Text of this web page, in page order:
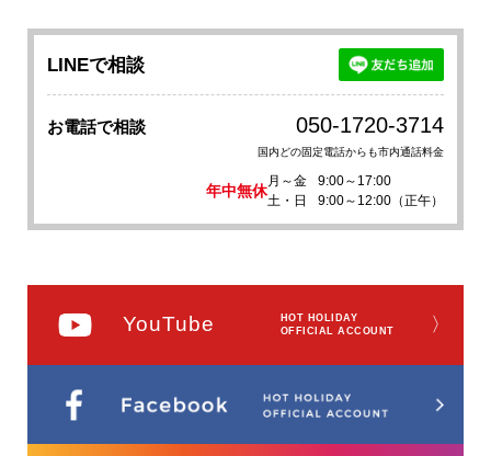
LINEで相談
お電話で相談 050-1720-3714
国内どの固定電話からも市内通話料金
年中無休
月～金
9:00～17:00
土・日
9:00～12:00（正午）
YouTube
HOT HOLIDAY
OFFICIAL ACCOUNT
〉